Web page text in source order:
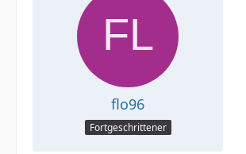
flo96
Fortgeschrittener